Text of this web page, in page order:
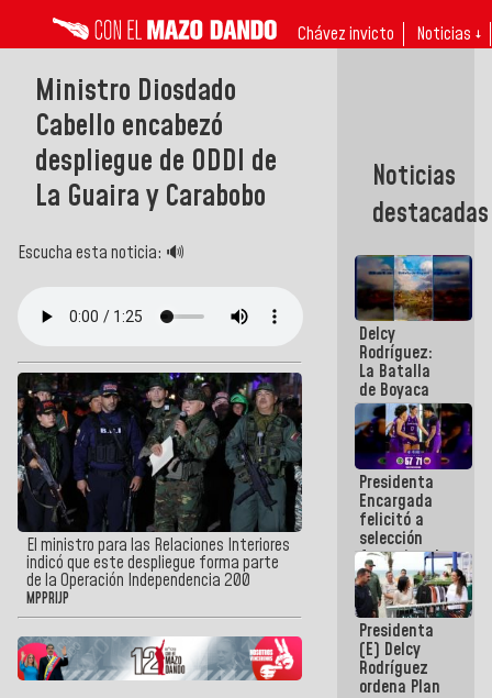
Chávez invicto Noticias ↓
Ministro Diosdado
Cabello encabezó
despliegue de ODDI de
La Guaira y Carabobo
Escucha esta noticia: 🔊
El ministro para las Relaciones Interiores
indicó que este despliegue forma parte
de la Operación Independencia 200
MPPRIJP
Noticias
destacadas
Delcy
Rodríguez:
La Batalla
de Boyaca
representa
un capítulo
decisivo en
la gesta
emancipadora
de nuestra
América
Presidenta
Encargada
felicitó a
selección
femenina de
baloncesto
por su
clasificación
a la
AmeriCup
2027
Presidenta
(E) Delcy
Rodríguez
ordena Plan